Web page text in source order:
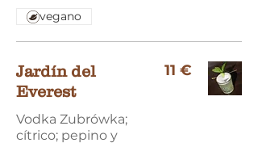
vegano
Jardín del
Everest
Vodka Zubrówka;
cítrico; pepino y
11 €